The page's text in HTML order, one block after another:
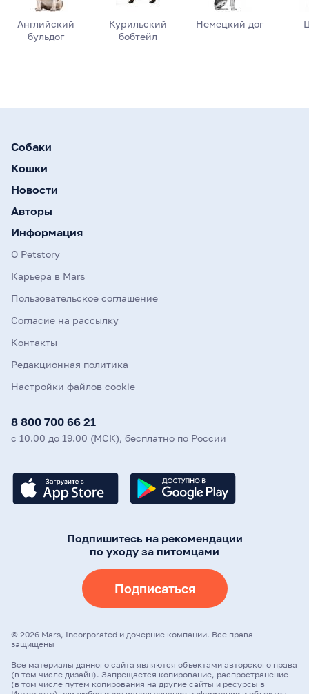
Английский
бульдог
Курильский
бобтейл
Немецкий дог
Собаки
Кошки
Новости
Авторы
Информация
О Petstory
Карьера в Mars
Пользовательское соглашение
Согласие на рассылку
Контакты
Редакционная политика
Настройки файлов cookie
8 800 700 66 21
с 10.00 до 19.00 (МСК), бесплатно по России
Подпишитесь на рекомендации
по уходу за питомцами
Подписаться
© 2026 Mars, Incorporated и дочерние компании. Все права
защищены
Все материалы данного сайта являются объектами авторского права
(в том числе дизайн). Запрещается копирование, распространение
(в том числе путем копирования на другие сайты и ресурсы в